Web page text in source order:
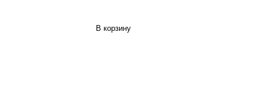
В корзину